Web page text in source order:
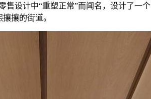
售设计中“重塑正常”而闻名，设计了
攘的街道。